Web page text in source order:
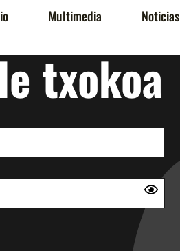
Multimedia Noticias
txokoa